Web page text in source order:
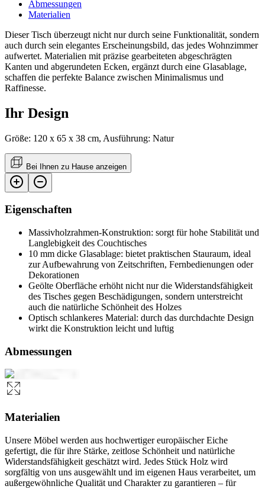
Abmessungen
Materialien
Dieser Tisch überzeugt nicht nur durch seine Funktionalität, sondern
auch durch sein elegantes Erscheinungsbild, das jedes Wohnzimmer
aufwertet. Materialien mit präzise gearbeiteten abgeschrägten
Kanten und abgerundeten Ecken, ergänzt durch eine Glasablage,
schaffen die perfekte Balance zwischen Minimalismus und
Raffinesse.
Ihr Design
Größe: 120 x 65 x 38 cm, Ausführung: Natur
Bei Ihnen zu Hause anzeigen
Eigenschaften
Massivholzrahmen-Konstruktion: sorgt für hohe Stabilität und
Langlebigkeit des Couchtisches
10 mm dicke Glasablage: bietet praktischen Stauraum, ideal
zur Aufbewahrung von Zeitschriften, Fernbedienungen oder
Dekorationen
Geölte Oberfläche erhöht nicht nur die Widerstandsfähigkeit
des Tisches gegen Beschädigungen, sondern unterstreicht
auch die natürliche Schönheit des Holzes
Optisch schlankeres Material: durch das durchdachte Design
wirkt die Konstruktion leicht und luftig
Abmessungen
Materialien
Unsere Möbel werden aus hochwertiger europäischer Eiche
gefertigt, die für ihre Stärke, zeitlose Schönheit und natürliche
Widerstandsfähigkeit geschätzt wird. Jedes Stück Holz wird
sorgfältig von uns ausgewählt und im eigenen Haus verarbeitet, um
außergewöhnliche Qualität und Charakter zu garantieren – für